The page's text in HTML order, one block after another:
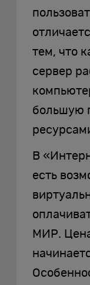
тем, что
сервер
большую
В
есть
МИР.